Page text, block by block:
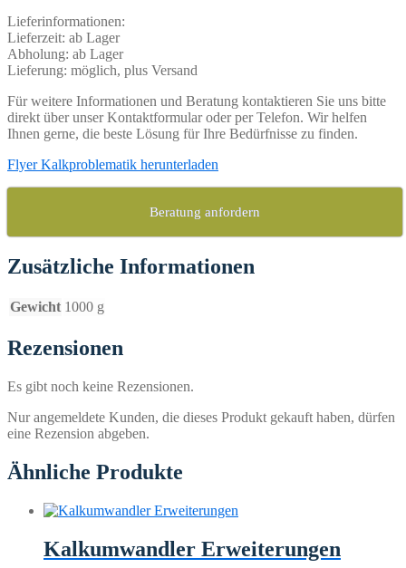
Lieferinformationen:
Lieferzeit: ab Lager
Abholung: ab Lager
Lieferung: möglich, plus Versand
Für weitere Informationen und Beratung kontaktieren Sie uns bitte
direkt über unser Kontaktformular oder per Telefon. Wir helfen
Ihnen gerne, die beste Lösung für Ihre Bedürfnisse zu finden.
Flyer Kalkproblematik herunterladen
Beratung anfordern
Zusätzliche Informationen
Gewicht 1000 g
Rezensionen
Es gibt noch keine Rezensionen.
Nur angemeldete Kunden, die dieses Produkt gekauft haben, dürfen
eine Rezension abgeben.
Ähnliche Produkte
Kalkumwandler Erweiterungen